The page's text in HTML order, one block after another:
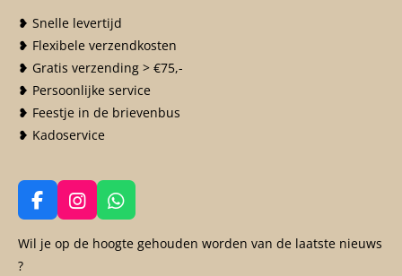
❥ Snelle levertijd
❥ Flexibele verzendkosten
❥ Gratis verzending > €75,-
❥ Persoonlijke service
❥ Feestje in de brievenbus
❥ Kadoservice
F
a
c
I
n
s
W
h
a
Wil je op de hoogte gehouden worden van de laatste nieuws
?